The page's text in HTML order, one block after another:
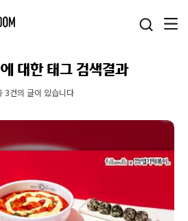
에 대한 태그 검색결과
3건의 글이 있습니다